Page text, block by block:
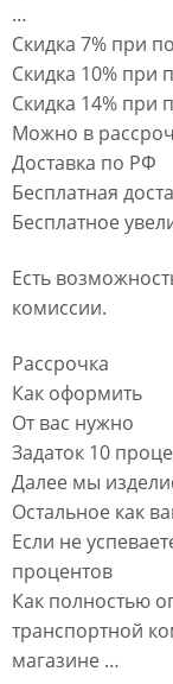
…
Скидка 7% при
Скидка 10% при
Скидка 14% при
Можно в
Доставка по РФ
Бесплатная
Бесплатное
Есть
комиссии.
Рассрочка
Как оформить
От вас нужно
Задаток 10
Далее мы
Остальное как
Если не
процентов
Как полностью
транспортной
магазине …